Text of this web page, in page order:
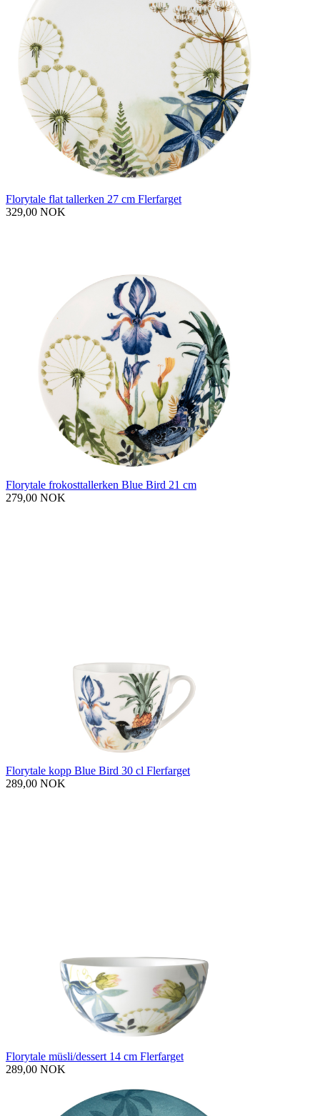
Florytale flat tallerken 27 cm Flerfarget
329,00 NOK
Florytale frokosttallerken Blue Bird 21 cm
279,00 NOK
Florytale kopp Blue Bird 30 cl Flerfarget
289,00 NOK
Florytale müsli/dessert 14 cm Flerfarget
289,00 NOK